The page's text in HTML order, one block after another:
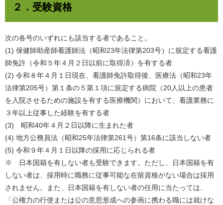
２．受験資格
次の各号のいずれにも該当する者であること。
(1) 保健師助産師看護師法（昭和23年法律第203号）に規定する看護
師免許（令和５年４月２日以前に取得済）を有する者
(2) 令和８年４月１日現在、看護師免許取得後、医療法（昭和23年
法律第205号）第１条の５第１項に規定する病院（20人以上の患者
を入院させるための施設を有する医療機関）において、看護業務に
３年以上従事した経験を有する者
(3) 昭和40年４月２日以降に生まれた者
(4) 地方公務員法（昭和25年法律第261号）第16条に該当しない者
(5) 令和９年４月１日以降の採用に応じられる者
※ 日本国籍を有しない者も受験できます。ただし、日本国籍を有
しない者は、採用時に職務に従事可能な在留資格がない場合は採用
されません。また、日本国籍を有しない者の任用に当たっては、
「公権力の行使または公の意思形成への参画に携わる職には就けな